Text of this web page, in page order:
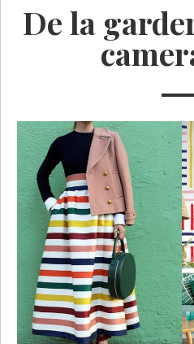
De la